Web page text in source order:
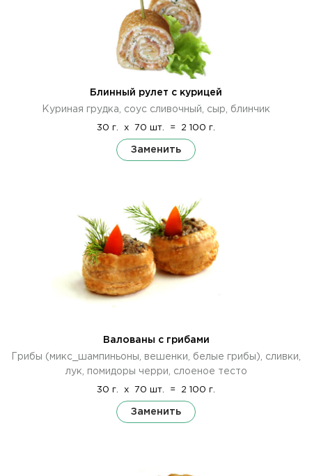
Блинный рулет с курицей
Куриная грудка, соус сливочный, сыр, блинчик
30 г. x 70 шт. = 2 100 г.
Заменить
Валованы с грибами
Грибы (микс_шампиньоны, вешенки, белые грибы), сливки,
лук, помидоры черри, слоеное тесто
30 г. x 70 шт. = 2 100 г.
Заменить